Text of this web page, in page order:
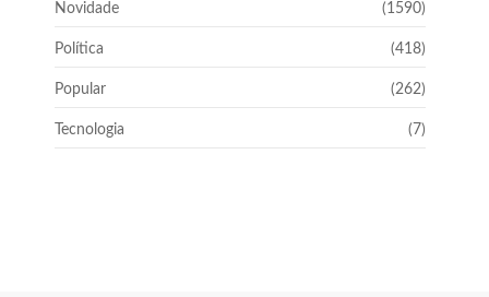
Novidade (1590)
Política (418)
Popular (262)
Tecnologia (7)